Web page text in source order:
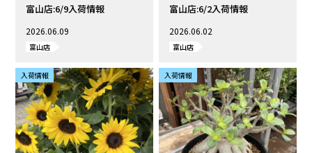
富山店:6/9入荷情報
2026.06.09
富山店
富山店:6/2入荷情報
2026.06.02
富山店
入荷情報 入荷情報